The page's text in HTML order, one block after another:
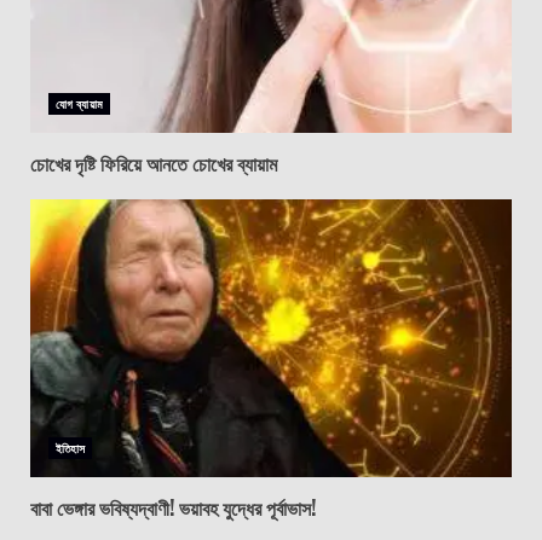
যোগ ব্যায়াম
চোখের দৃষ্টি ফিরিয়ে আনতে চোখের ব্যায়াম
ইতিহাস
বাবা ভেঙ্গার ভবিষ্যদ্বাণী! ভয়াবহ যুদ্ধের পূর্বাভাস!